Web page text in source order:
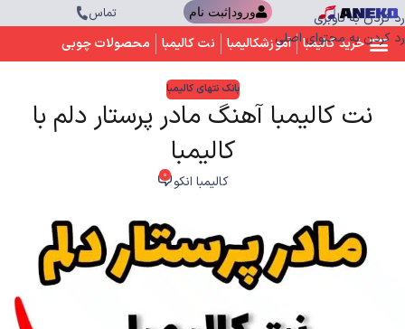
رد کردن به ناوبری
رد کردن به محتوای اصلی
ورود|ثبت نام تماس
خرید کالیمبا آموزشکالیمبا نت کالیمبا محصولات چوبی
بانک نتهای کالیمبا
نت کالیمبا آهنگ مادر پرستار دلم با
کالیمبا
کالیمبا انکو 0